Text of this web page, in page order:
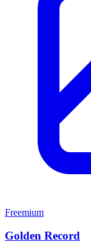
Freemium
Golden Record